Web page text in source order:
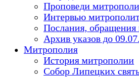
Проповеди
Интервью
Послания,
Архив указов до
Митрополия
История митрополии
Собор Липецких